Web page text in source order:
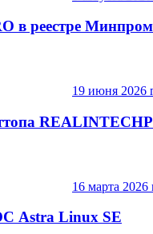
в реестре
19 июня 2026
16 марта 2026
Astra Linux SE